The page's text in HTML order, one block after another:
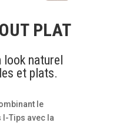
PLAT
look naturel
et plats.
le
I-Tips avec la